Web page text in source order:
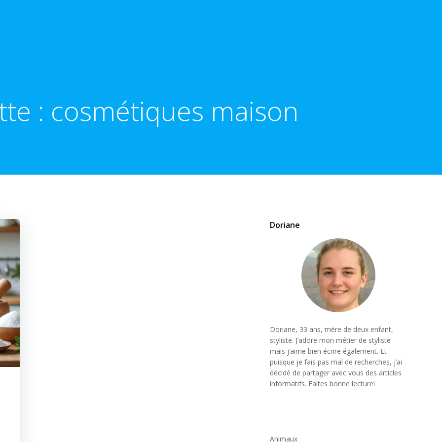
: cosmétiques maison
Doriane
Doriane, 33 ans, mère de deux enfant,
styliste. J’adore mon métier de styliste
mais j’aime bien écrire également. Et
puisque je fais pas mal de recherches, j’ai
décidé de partager avec vous des articles
informatifs. Faites bonne lecture!
Animaux